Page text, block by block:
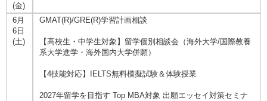
(金)
6月
6日
(土)
GMAT(R)/GRE(R)学習計画相談
【高校生・中学生対象】留学個別相談会（海外大学/国際教養
系大学進学・海外国内大学併願）
【4技能対応】IELTS無料模擬試験＆体験授業
2027年留学を目指す Top MBA対象 出願エッセイ対策セミナ